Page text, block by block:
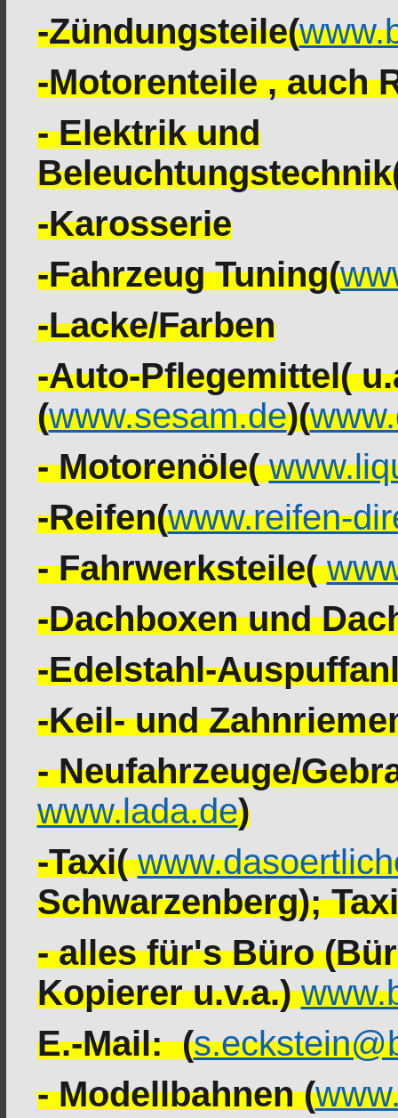
-Zündungsteile(
-Motorenteile , auch
- Elektrik und
-Karosserie
-Fahrzeug Tuning(
-Lacke/Farben
-Auto-Pflegemittel(
(www.sesam.de)(
- Motorenöle(
-Reifen(www.reifen-
- Fahrwerksteile(
-Dachboxen und
-Edelstahl-
-Keil- und
- Neufahrzeuge/
www.lada.de)
-Taxi(
Schwarzenberg);
- alles für's Büro
Kopierer u.v.a.)
E.-Mail: (
- Modellbahnen (